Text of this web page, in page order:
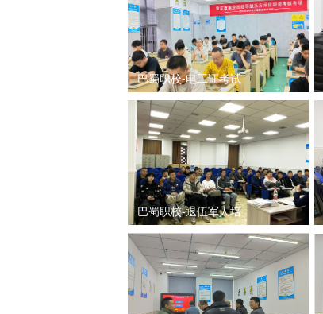
巴蜀职校-电工证考试
巴蜀职校-退伍军人培